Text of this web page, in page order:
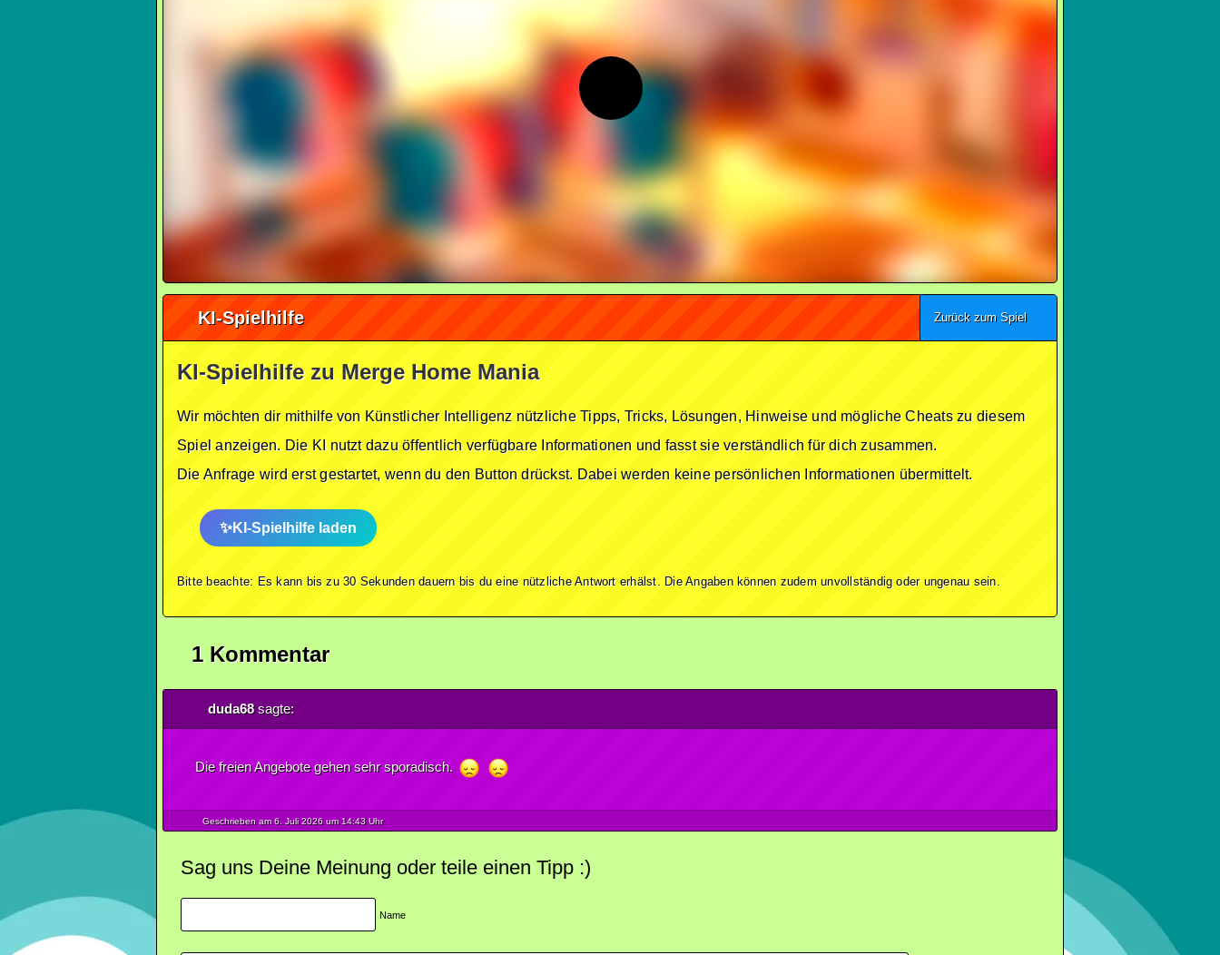
KI-Spielhilfe Zurück zum Spiel
KI-Spielhilfe zu Merge Home Mania
Wir möchten dir mithilfe von Künstlicher Intelligenz nützliche Tipps, Tricks, Lösungen, Hinweise und mögliche Cheats zu diesem
Spiel anzeigen. Die KI nutzt dazu öffentlich verfügbare Informationen und fasst sie verständlich für dich zusammen.
Die Anfrage wird erst gestartet, wenn du den Button drückst. Dabei werden keine persönlichen Informationen übermittelt.
KI-Spielhilfe laden
Bitte beachte: Es kann bis zu 30 Sekunden dauern bis du eine nützliche Antwort erhälst. Die Angaben können zudem unvollständig oder ungenau sein.
1 Kommentar
duda68sagte:
Die freien Angebote gehen sehr sporadisch.
Geschrieben am 6. Juli2026 um 14:43 Uhr
Sag uns Deine Meinung oder teile einen Tipp :)
Name